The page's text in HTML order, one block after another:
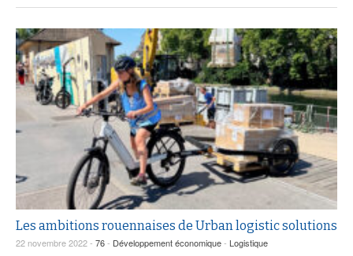
Les ambitions rouennaises de Urban logistic solutions
22 novembre 2022 - 76- Développement économique- Logistique